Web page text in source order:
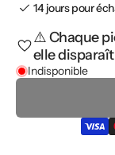
14 jours pour
⚠️ Chaque
elle
Indisponible